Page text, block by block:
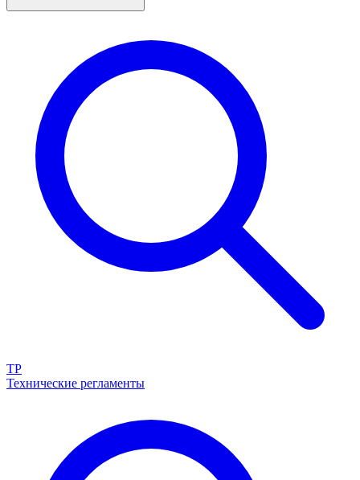
ТР
Технические регламенты